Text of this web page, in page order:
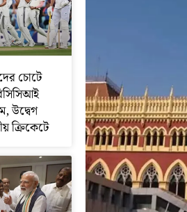
চোটে
উদ্বেগ
ক্রিকেটে